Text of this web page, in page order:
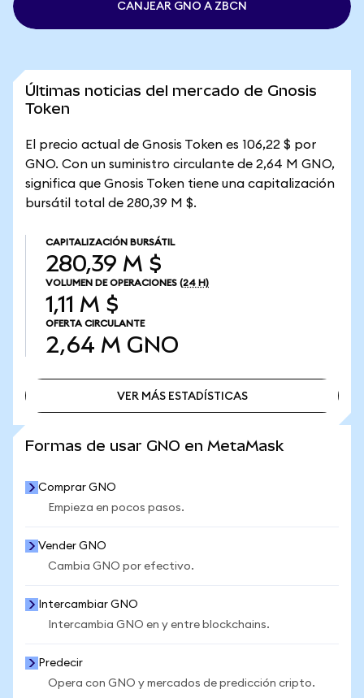
CANJEAR GNO A ZBCN
Últimas noticias del mercado de Gnosis
Token
El precio actual de Gnosis Token es 106,22 $ por
GNO. Con un suministro circulante de 2,64 M GNO,
significa que Gnosis Token tiene una capitalización
bursátil total de 280,39 M $.
CAPITALIZACIÓN BURSÁTIL
280,39 M $
VOLUMEN DE OPERACIONES (24 H)
1,11 M $
OFERTA CIRCULANTE
2,64 M GNO
VER MÁS ESTADÍSTICAS
Formas de usar GNO en MetaMask
Comprar GNO
Empieza en pocos pasos.
Vender GNO
Cambia GNO por efectivo.
Intercambiar GNO
Intercambia GNO en y entre blockchains.
Predecir
Opera con GNO y mercados de predicción cripto.